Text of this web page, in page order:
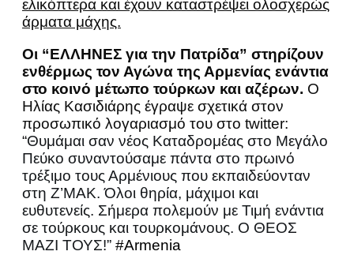
ελικόπτερα και έχουν καταστρέψει ολοσχερώς
άρματα μάχης.
Οι “ΕΛΛΗΝΕΣ για την Πατρίδα” στηρίζουν
ενθέρμως τον Αγώνα της Αρμενίας ενάντια
στο κοινό μέτωπο τούρκων και αζέρων. Ο
Ηλίας Κασιδιάρης έγραψε σχετικά στον
προσωπικό λογαριασμό του στο twitter:
“Θυμάμαι σαν νέος Καταδρομέας στο Μεγάλο
Πεύκο συναντούσαμε πάντα στο πρωινό
τρέξιμο τους Αρμένιους που εκπαιδεύονταν
στη Ζ’ΜΑΚ. Όλοι θηρία, μάχιμοι και
ευθυτενείς. Σήμερα πολεμούν με Τιμή ενάντια
σε τούρκους και τουρκομάνους. Ο ΘΕΟΣ
ΜΑΖΙ ΤΟΥΣ!” #Armenia